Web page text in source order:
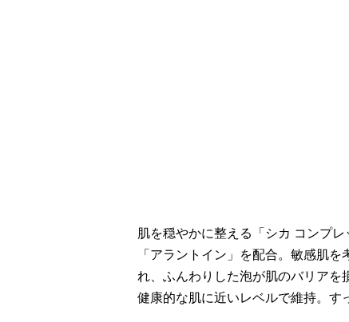
肌を穏やかに整える「シカ コンプ
「アラントイン」を配合。敏感肌
れ、ふんわりした泡が肌のバリアを
健康的な肌に近いレベルで維持。す